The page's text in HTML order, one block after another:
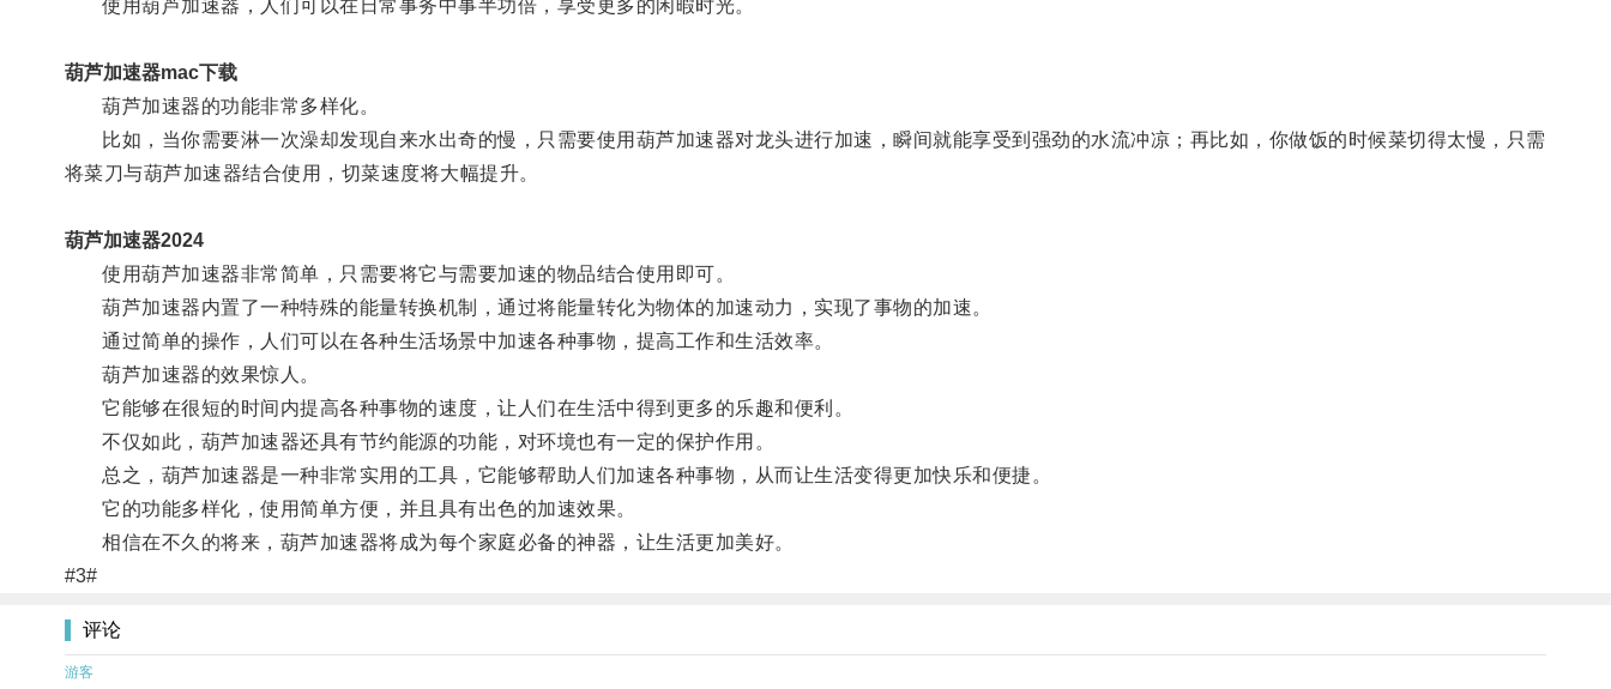
使用葫芦加速器，人们可以在日常事务中事半功倍，享受更多的闲暇时光。
葫芦加速器mac下载
葫芦加速器的功能非常多样化。
比如，当你需要淋一次澡却发现自来水出奇的慢，只需要使用葫芦加速器对龙头进行加速，瞬间就能享受到强劲的水流冲凉；再比如，你做饭的时候菜切得太慢，只需
将菜刀与葫芦加速器结合使用，切菜速度将大幅提升。
葫芦加速器2024
使用葫芦加速器非常简单，只需要将它与需要加速的物品结合使用即可。
葫芦加速器内置了一种特殊的能量转换机制，通过将能量转化为物体的加速动力，实现了事物的加速。
通过简单的操作，人们可以在各种生活场景中加速各种事物，提高工作和生活效率。
葫芦加速器的效果惊人。
它能够在很短的时间内提高各种事物的速度，让人们在生活中得到更多的乐趣和便利。
不仅如此，葫芦加速器还具有节约能源的功能，对环境也有一定的保护作用。
总之，葫芦加速器是一种非常实用的工具，它能够帮助人们加速各种事物，从而让生活变得更加快乐和便捷。
它的功能多样化，使用简单方便，并且具有出色的加速效果。
相信在不久的将来，葫芦加速器将成为每个家庭必备的神器，让生活更加美好。
#3#
评论
游客